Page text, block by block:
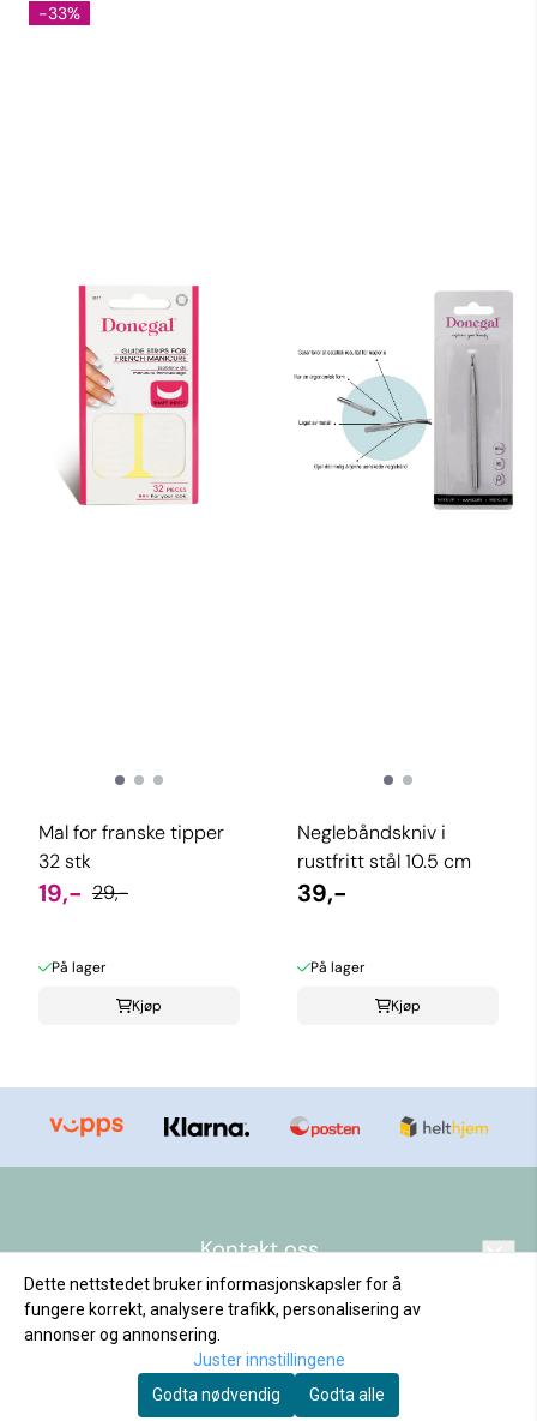
-33%
Mal for franske tipper
32 stk
19,- 29,-
På lager
Kjøp
Neglebåndskniv i
rustfritt stål 10.5 cm
39,-
På lager
Kjøp
Kontakt oss
post@bodygreen.no
Body Green AS
Sagveien 25
Nyhetsbrev
Meld deg på vårt månedlige nyhetsbrev!
Informasjon
Dette nettstedet bruker informasjonskapsler for å
fungere korrekt, analysere trafikk, personalisering av
annonser og annonsering.
Juster innstillingene
Godta nødvendig
Godta alle